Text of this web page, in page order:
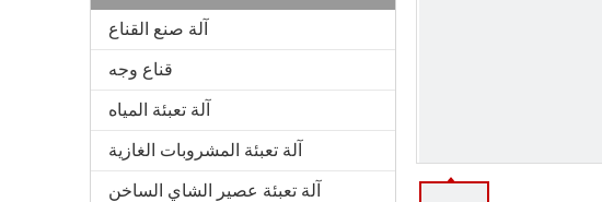
آلة صنع القناع
قناع وجه
آلة تعبئة المياه
آلة تعبئة المشروبات الغازية
آلة تعبئة عصير الشاي الساخن